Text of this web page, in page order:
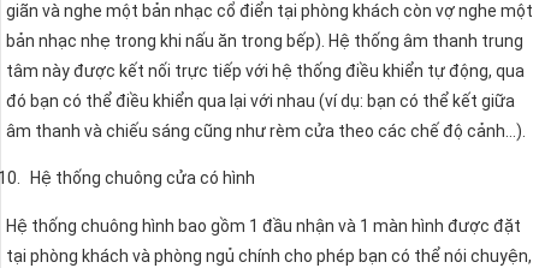
giãn và nghe một bản nhạc cổ điển tại phòng khách còn vợ nghe một
bản nhạc nhẹ trong khi nấu ăn trong bếp). Hệ thống âm thanh trung
tâm này được kết nối trực tiếp với hệ thống điều khiển tự động, qua
đó bạn có thể điều khiển qua lại với nhau (ví dụ: bạn có thể kết giữa
âm thanh và chiếu sáng cũng như rèm cửa theo các chế độ cảnh…).
Hệ thống chuông cửa có hình
Hệ thống chuông hình bao gồm 1 đầu nhận và 1 màn hình được đặt
tại phòng khách và phòng ngủ chính cho phép bạn có thể nói chuyện,